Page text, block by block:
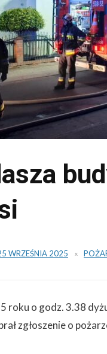
WRZEŚNIA 2025
roku o godz. 3.38
zgłoszenie o